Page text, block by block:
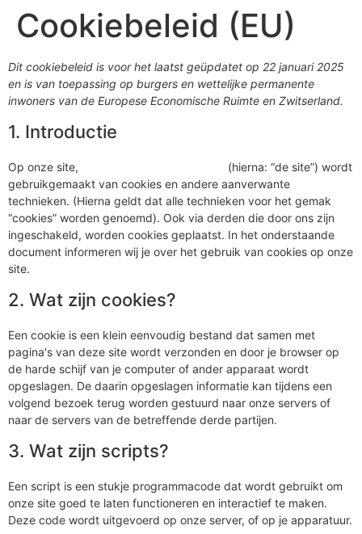
Cookiebeleid (EU)
Dit cookiebeleid is voor het laatst geüpdatet op 22 januari 2025
en is van toepassing op burgers en wettelijke permanente
inwoners van de Europese Economische Ruimte en Zwitserland.
1. Introductie
Op onze site,
(hierna: “de site”) wordt
gebruikgemaakt van cookies en andere aanverwante
technieken. (Hierna geldt dat alle technieken voor het gemak
“cookies” worden genoemd). Ook via derden die door ons zijn
ingeschakeld, worden cookies geplaatst. In het onderstaande
document informeren wij je over het gebruik van cookies op onze
site.
2. Wat zijn cookies?
Een cookie is een klein eenvoudig bestand dat samen met
pagina's van deze site wordt verzonden en door je browser op
de harde schijf van je computer of ander apparaat wordt
opgeslagen. De daarin opgeslagen informatie kan tijdens een
volgend bezoek terug worden gestuurd naar onze servers of
naar de servers van de betreffende derde partijen.
3. Wat zijn scripts?
Een script is een stukje programmacode dat wordt gebruikt om
onze site goed te laten functioneren en interactief te maken.
Deze code wordt uitgevoerd op onze server, of op je apparatuur.